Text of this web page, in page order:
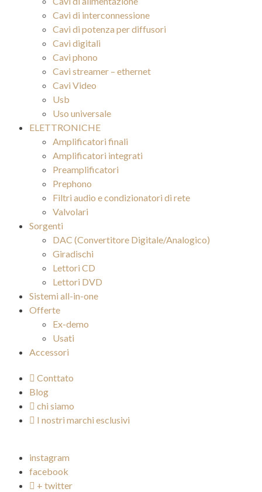
Cavi di interconnessione
Cavi di potenza per diffusori
Cavi digitali
Cavi phono
Cavi streamer – ethernet
Cavi Video
Usb
Uso universale
ELETTRONICHE
Amplificatori finali
Amplificatori integrati
Preamplificatori
Prephono
Filtri audio e condizionatori di rete
Valvolari
Sorgenti
DAC (Convertitore Digitale/Analogico)
Giradischi
Lettori CD
Lettori DVD
Sistemi all-in-one
Offerte
Ex-demo
Usati
Accessori
Conttato
Blog
chi siamo
I nostri marchi esclusivi
instagram
facebook
+ twitter